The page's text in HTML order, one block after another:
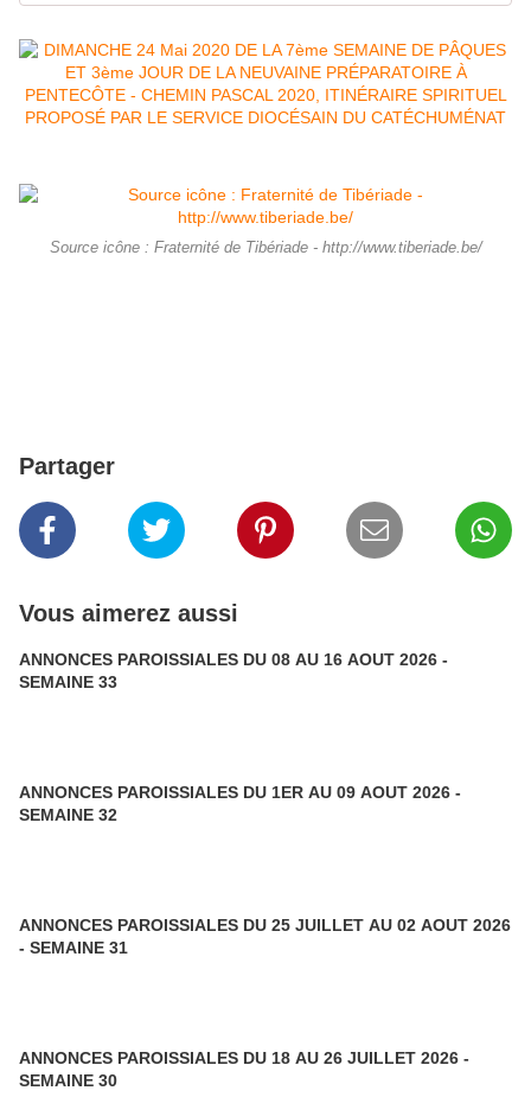
Source icône : Fraternité de Tibériade - http://www.tiberiade.be/
Partager
Vous aimerez aussi
ANNONCES PAROISSIALES DU 08 AU 16 AOUT 2026 -
SEMAINE 33
ANNONCES PAROISSIALES DU 1ER AU 09 AOUT 2026 -
SEMAINE 32
ANNONCES PAROISSIALES DU 25 JUILLET AU 02 AOUT 2026
- SEMAINE 31
ANNONCES PAROISSIALES DU 18 AU 26 JUILLET 2026 -
SEMAINE 30